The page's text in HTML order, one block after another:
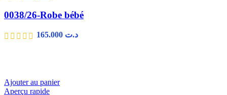
0038/26-Robe bébé
د.ت
Ajouter au panier
Aperçu rapide